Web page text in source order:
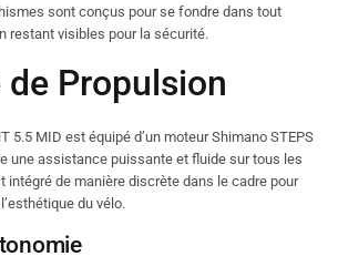
sont conçus pour se fondre dans tout
restant visibles pour la sécurité.
Propulsion
5.5 MID est équipé d’un moteur Shimano STEPS
une assistance puissante et fluide sur tous les
intégré de manière discrète dans le cadre pour
du vélo.